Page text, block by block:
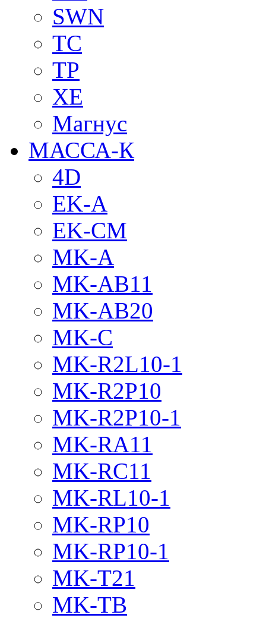
SWN
TC
TP
XE
Магнус
МАССА-К
4D
EK-A
EK-CM
MK-A
MK-AB11
MK-AB20
MK-C
MK-R2L10-1
MK-R2P10
MK-R2P10-1
MK-RA11
MK-RC11
MK-RL10-1
MK-RP10
MK-RP10-1
MK-T21
MK-TB